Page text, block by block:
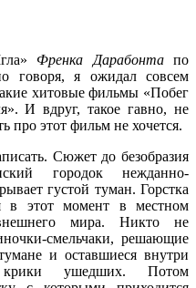
Френка Дарабонтапо
говоря, я ожидал совсем
хитовые фильмы «Побег
И вдруг, такое гавно, не
про этот фильм не хочется.
Сюжет до безобразия
городок нежданно-
густой туман. Горстка
в этот момент в местном
мира. Никто не
смельчаки, решающие
и оставшиеся внутри
крики ушедших. Потом